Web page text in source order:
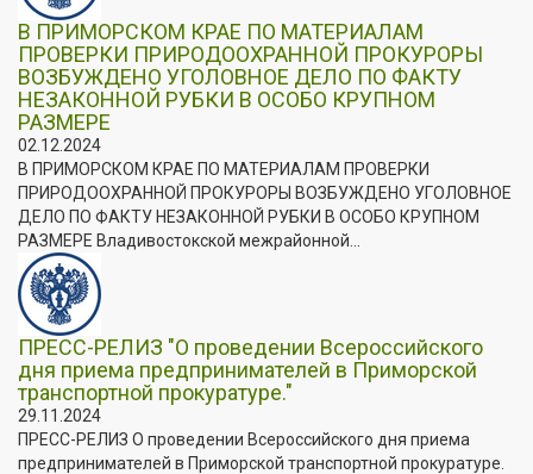
В ПРИМОРСКОМ КРАЕ ПО МАТЕРИАЛАМ
ПРОВЕРКИ ПРИРОДООХРАННОЙ ПРОКУРОРЫ
ВОЗБУЖДЕНО УГОЛОВНОЕ ДЕЛО ПО ФАКТУ
НЕЗАКОННОЙ РУБКИ В ОСОБО КРУПНОМ
РАЗМЕРЕ
02.12.2024
В ПРИМОРСКОМ КРАЕ ПО МАТЕРИАЛАМ ПРОВЕРКИ
ПРИРОДООХРАННОЙ ПРОКУРОРЫ ВОЗБУЖДЕНО УГОЛОВНОЕ
ДЕЛО ПО ФАКТУ НЕЗАКОННОЙ РУБКИ В ОСОБО КРУПНОМ
РАЗМЕРЕ Владивостокской межрайонной...
ПРЕСС-РЕЛИЗ "О проведении Всероссийского
дня приема предпринимателей в Приморской
транспортной прокуратуре."
29.11.2024
ПРЕСС-РЕЛИЗ О проведении Всероссийского дня приема
предпринимателей в Приморской транспортной прокуратуре.